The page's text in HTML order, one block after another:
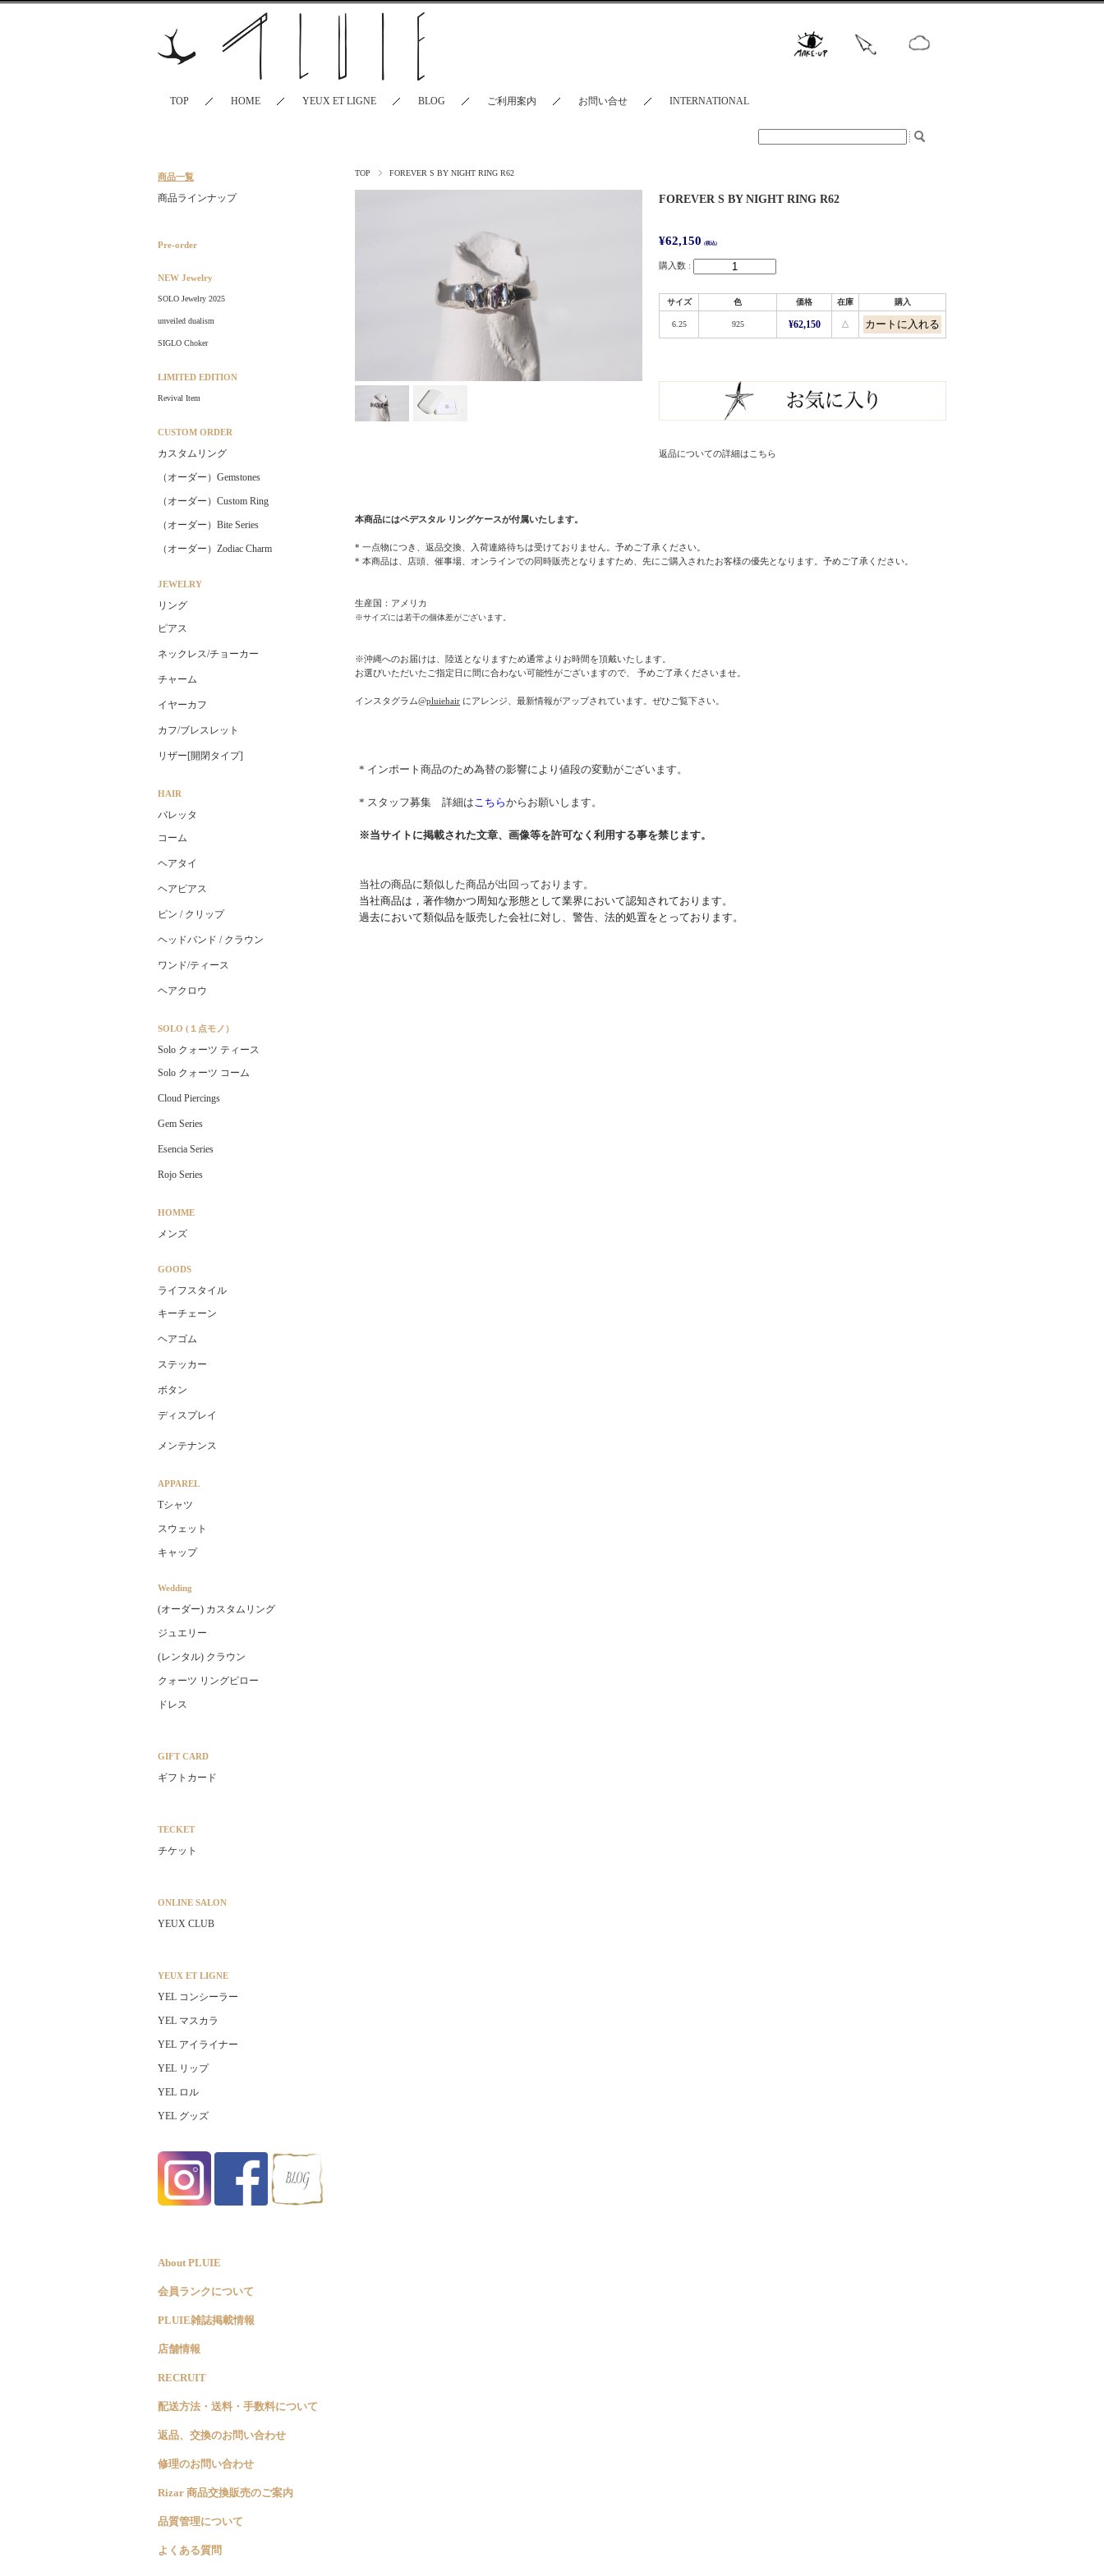
TOP HOME YEUX ET LIGNE BLOG ご利用案内 お問い合せ INTERNATIONAL
TOP FOREVER S BY NIGHT RING R62
FOREVER S BY NIGHT RING R62
¥62,150 (税込)
購入数 :
サイズ 色 価格 在庫 購入
6.25 925 ¥62,150 △
返品についての詳細はこちら
本商品にはペデスタル リングケースが付属いたします。
* 一点物につき、返品交換、入荷連絡待ちは受けておりません。予めご了承ください。
* 本商品は、店頭、催事場、オンラインでの同時販売となりますため、先にご購入されたお客様の優先となります。予めご了承ください。
生産国：アメリカ
※サイズには若干の個体差がございます。
※沖縄へのお届けは、陸送となりますため通常よりお時間を頂戴いたします。
お選びいただいたご指定日に間に合わない可能性がございますので、 予めご了承くださいませ。
インスタグラム@pluiehair にアレンジ、最新情報がアップされています。ぜひご覧下さい。
* インポート商品のため為替の影響により値段の変動がございます。
* スタッフ募集 詳細は こちらからお願いします。
※当サイトに掲載された文章、画像等を許可なく利用する事を禁じます。
当社の商品に類似した商品が出回っております。
当社商品は，著作物かつ周知な形態として業界において認知されております。
過去において類似品を販売した会社に対し、警告、法的処置をとっております。
商品一覧
商品ラインナップ
Pre-order
NEW Jewelry
SOLO Jewelry 2025
unveiled dualism
SIGLO Choker
LIMITED EDITION
Revival Item
CUSTOM ORDER
カスタムリング
（オーダー）Gemstones
（オーダー）Custom Ring
（オーダー）Bite Series
（オーダー）Zodiac Charm
JEWELRY
リング
ピアス
ネックレス/チョーカー
チャーム
イヤーカフ
カフ/ブレスレット
リザー[開閉タイプ]
HAIR
バレッタ
コーム
ヘアタイ
ヘアピアス
ピン / クリップ
ヘッドバンド / クラウン
ワンド/ティース
ヘアクロウ
SOLO (１点モノ）
Solo クォーツ ティース
Solo クォーツ コーム
Cloud Piercings
Gem Series
Esencia Series
Rojo Series
HOMME
メンズ
GOODS
ライフスタイル
キーチェーン
ヘアゴム
ステッカー
ボタン
ディスプレイ
メンテナンス
APPAREL
Tシャツ
スウェット
キャップ
Wedding
(オーダー) カスタムリング
ジュエリー
(レンタル) クラウン
クォーツ リングピロー
ドレス
GIFT CARD
ギフトカード
TECKET
チケット
ONLINE SALON
YEUX CLUB
YEUX ET LIGNE
YEL コンシーラー
YEL マスカラ
YEL アイライナー
YEL リップ
YEL ロル
YEL グッズ
About PLUIE
会員ランクについて
PLUIE雑誌掲載情報
店舗情報
RECRUIT
配送方法・送料・手数料について
返品、交換のお問い合わせ
修理のお問い合わせ
Rizar 商品交換販売のご案内
品質管理について
よくある質問